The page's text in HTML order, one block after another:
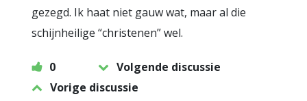
gezegd. Ik haat niet gauw wat, maar al die
schijnheilige “christenen” wel.
0
Volgende discussie
Vorige discussie